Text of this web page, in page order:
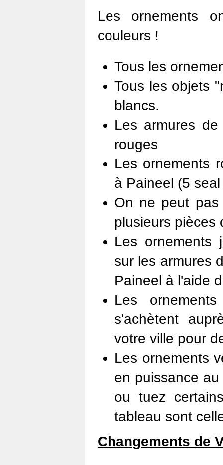
Les ornements
couleurs !
Tous les
Tous les objets
blancs.
Les armures
rouges
Les ornements
à Paineel (5
On ne peut pas
plusieurs pièces
Les ornements
sur les armures
Paineel à l'aide
Les
s'achètent
votre ville pour
Les ornements
en puissance
ou tuez
tableau sont
Changements de